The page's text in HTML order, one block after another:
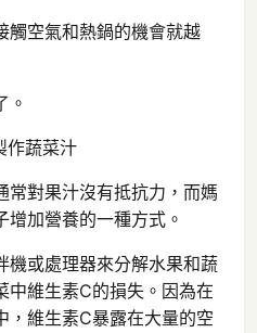
觸空氣和熱鍋的機會就越
。
作蔬菜汁
常對果汁沒有抵抗力，而媽
加營養的一種方式。
機或處理器來分解水果和蔬
中維生素C的損失。因為在
，維生素C暴露在大量的空